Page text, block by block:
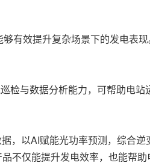
有效提升复杂场景下的发电表
检与数据分析能力，可帮助电站
，以AI赋能光功率预测，综合逆
不仅能提升发电效率，也能帮助